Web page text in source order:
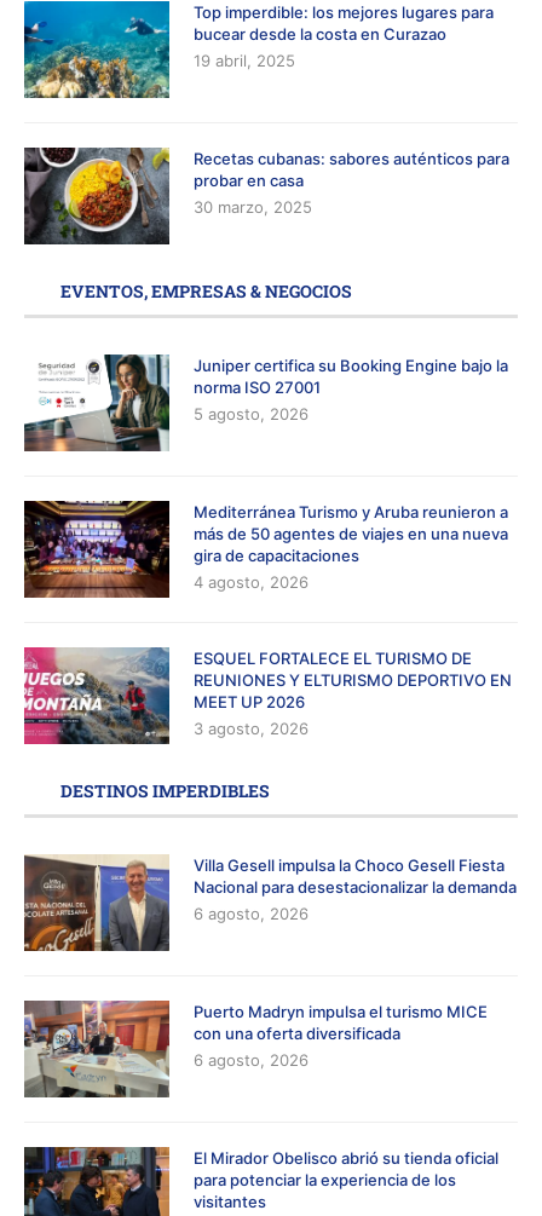
Top imperdible: los mejores lugares para
bucear desde la costa en Curazao
19 abril, 2025
Recetas cubanas: sabores auténticos para
probar en casa
30 marzo, 2025
EVENTOS, EMPRESAS & NEGOCIOS
Juniper certifica su Booking Engine bajo la
norma ISO 27001
5 agosto, 2026
Mediterránea Turismo y Aruba reunieron a
más de 50 agentes de viajes en una nueva
gira de capacitaciones
4 agosto, 2026
ESQUEL FORTALECE EL TURISMO DE
REUNIONES Y ELTURISMO DEPORTIVO EN
MEET UP 2026
3 agosto, 2026
DESTINOS IMPERDIBLES
Villa Gesell impulsa la Choco Gesell Fiesta
Nacional para desestacionalizar la demanda
6 agosto, 2026
Puerto Madryn impulsa el turismo MICE
con una oferta diversificada
6 agosto, 2026
El Mirador Obelisco abrió su tienda oficial
para potenciar la experiencia de los
visitantes